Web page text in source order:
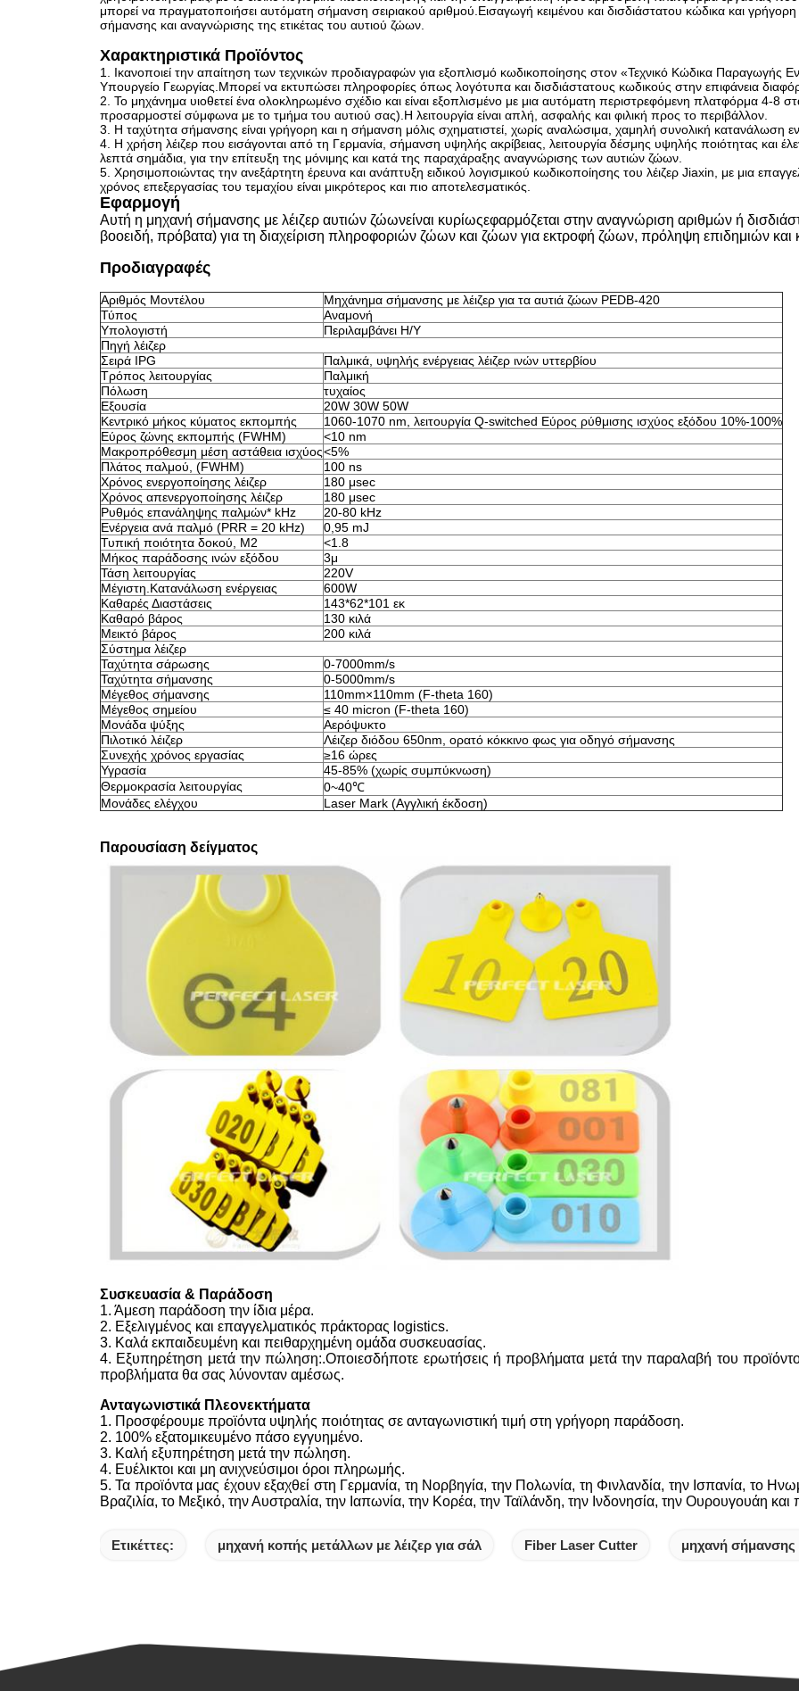
μπορεί να πραγματοποιήσει αυτόματη σήμανση σειριακού αριθμού.Εισαγωγή κειμένου και δισδιάστατου κώδικα και γρήγορη
σήμανσης και αναγνώρισης της ετικέτας του αυτιού ζώων.
Χαρακτηριστικά Προϊόντος
1. Ικανοποιεί την απαίτηση των τεχνικών προδιαγραφών για εξοπλισμό κωδικοποίησης στον «Τεχνικό Κώδικα Παραγωγής
Υπουργείο Γεωργίας.Μπορεί να εκτυπώσει πληροφορίες όπως λογότυπα και δισδιάστατους κωδικούς στην επιφάνεια
2. Το μηχάνημα υιοθετεί ένα ολοκληρωμένο σχέδιο και είναι εξοπλισμένο με μια αυτόματη περιστρεφόμενη πλατφόρμα 4-
προσαρμοστεί σύμφωνα με το τμήμα του αυτιού σας).Η λειτουργία είναι απλή, ασφαλής και φιλική προς το περιβάλλον.
3. Η ταχύτητα σήμανσης είναι γρήγορη και η σήμανση μόλις σχηματιστεί, χωρίς αναλώσιμα, χαμηλή συνολική κατανάλωση
4. Η χρήση λέιζερ που εισάγονται από τη Γερμανία, σήμανση υψηλής ακρίβειας, λειτουργία δέσμης υψηλής ποιότητας και
λεπτά σημάδια, για την επίτευξη της μόνιμης και κατά της παραχάραξης αναγνώρισης των αυτιών ζώων.
5. Χρησιμοποιώντας την ανεξάρτητη έρευνα και ανάπτυξη ειδικού λογισμικού κωδικοποίησης του λέιζερ Jiaxin, με μια
χρόνος επεξεργασίας του τεμαχίου είναι μικρότερος και πιο αποτελεσματικός.
Εφαρμογή
Αυτή η μηχανή σήμανσης με λέιζερ αυτιών ζώωνείναι κυρίωςεφαρμόζεται στην αναγνώριση αριθμών ή
βοοειδή, πρόβατα) για τη διαχείριση πληροφοριών ζώων και ζώων για εκτροφή ζώων, πρόληψη επιδημιών και
Προδιαγραφές
Αριθμός Μοντέλου
Μηχάνημα σήμανσης με λέιζερ για τα αυτιά ζώων PEDB-420
Τύπος
Αναμονή
Υπολογιστή
Περιλαμβάνει Η/Υ
Πηγή λέιζερ
Σειρά IPG
Παλμικά, υψηλής ενέργειας λέιζερ ινών υττερβίου
Τρόπος λειτουργίας
Παλμική
Πόλωση
τυχαίος
Εξουσία
20W 30W 50W
Κεντρικό μήκος κύματος εκπομπής
1060-1070 nm, λειτουργία Q-switched Εύρος ρύθμισης ισχύος εξόδου 10%-100%
Εύρος ζώνης εκπομπής (FWHM)
<10 nm
Μακροπρόθεσμη μέση αστάθεια ισχύος<5%
Πλάτος παλμού, (FWHM)
100 ns
Χρόνος ενεργοποίησης λέιζερ
180 μsec
Χρόνος απενεργοποίησης λέιζερ
180 μsec
Ρυθμός επανάληψης παλμών* kHz
20-80 kHz
Ενέργεια ανά παλμό (PRR = 20 kHz)
0,95 mJ
Τυπική ποιότητα δοκού, M2
<1.8
Μήκος παράδοσης ινών εξόδου
3μ
Τάση λειτουργίας
220V
Μέγιστη.Κατανάλωση ενέργειας
600W
Καθαρές Διαστάσεις
143*62*101 εκ
Καθαρό βάρος
130 κιλά
Μεικτό βάρος
200 κιλά
Σύστημα λέιζερ
Ταχύτητα σάρωσης
0-7000mm/s
Ταχύτητα σήμανσης
0-5000mm/s
Μέγεθος σήμανσης
110mm×110mm (F-theta 160)
Μέγεθος σημείου
≤ 40 micron (F-theta 160)
Μονάδα ψύξης
Αερόψυκτο
Πιλοτικό λέιζερ
Λέιζερ διόδου 650nm, ορατό κόκκινο φως για οδηγό σήμανσης
Συνεχής χρόνος εργασίας
≥16 ώρες
Υγρασία
45-85% (χωρίς συμπύκνωση)
Θερμοκρασία λειτουργίας
0~40℃
Μονάδες ελέγχου
Laser Mark (Αγγλική έκδοση)
Παρουσίαση δείγματος
Συσκευασία & Παράδοση
1. Άμεση παράδοση την ίδια μέρα.
2. Εξελιγμένος και επαγγελματικός πράκτορας logistics.
3. Καλά εκπαιδευμένη και πειθαρχημένη ομάδα συσκευασίας.
4. Εξυπηρέτηση μετά την πώληση:.Οποιεσδήποτε ερωτήσεις ή προβλήματα μετά την παραλαβή του
προβλήματα θα σας λύνονταν αμέσως.
Ανταγωνιστικά Πλεονεκτήματα
1. Προσφέρουμε προϊόντα υψηλής ποιότητας σε ανταγωνιστική τιμή στη γρήγορη παράδοση.
2. 100% εξατομικευμένο πάσο εγγυημένο.
3. Καλή εξυπηρέτηση μετά την πώληση.
4. Ευέλικτοι και μη ανιχνεύσιμοι όροι πληρωμής.
5. Τα προϊόντα μας έχουν εξαχθεί στη Γερμανία, τη Νορβηγία, την Πολωνία, τη Φινλανδία, την Ισπανία, το
Βραζιλία, το Μεξικό, την Αυστραλία, την Ιαπωνία, την Κορέα, την Ταϊλάνδη, την Ινδονησία, την Ουρουγουάη
Ετικέττες: μηχανή κοπής μετάλλων με λέιζερ για σάλ Fiber Laser Cutter μηχανή σήμανσης